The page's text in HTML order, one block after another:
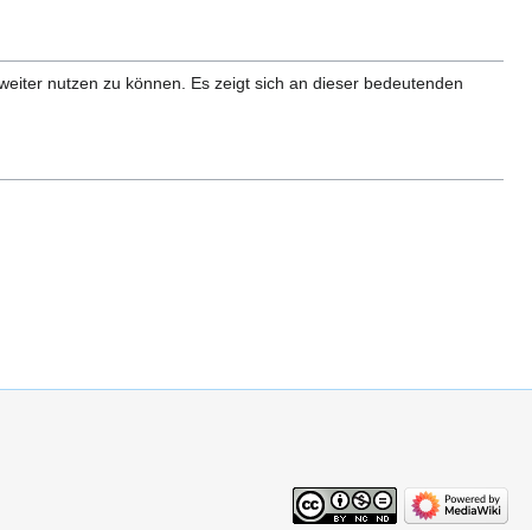
nutzen zu können. Es zeigt sich an dieser bedeutenden